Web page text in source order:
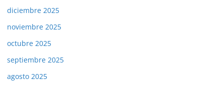
diciembre 2025
noviembre 2025
octubre 2025
septiembre 2025
agosto 2025